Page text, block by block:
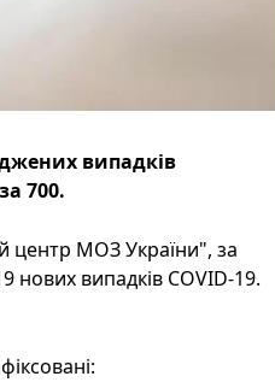
випадків
700.
центр МОЗ України", за
випадків COVID-19.